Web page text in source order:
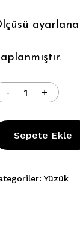
Sepete Ekle
Yüzük